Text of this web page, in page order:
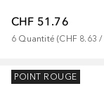
CHF 51.76
6 Quantité (CHF 8.63 /
AHAVA
POINT ROUGE